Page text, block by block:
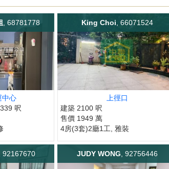
, 68781778
中心
呎
King Choi , 66071524
上徑口
建築 2100 呎
售價 1949 萬
4房(3套)2廳1工, 雅裝
, 92167670 JUDY WONG , 92756446